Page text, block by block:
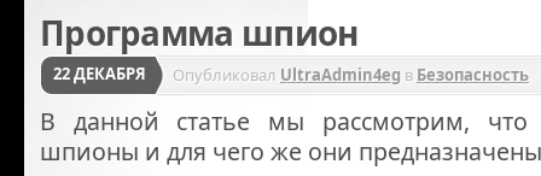
Программа шпион
22 ДЕКАБРЯ Опубликовал UltraAdmin4eg в Безопасность
В данной статье мы рассмотрим, что
шпионы и для чего же они